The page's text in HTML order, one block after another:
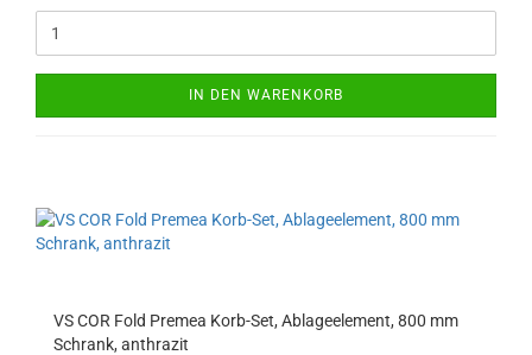
IN DEN WARENKORB
VS COR Fold Premea Korb-Set, Ablageelement, 800 mm
Schrank, anthrazit